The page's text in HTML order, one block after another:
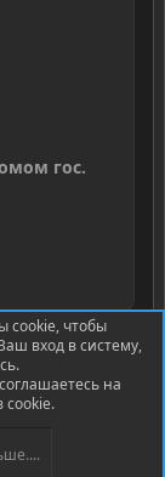
гос.
Ltd.
cookie, чтобы
вход в систему,
на
cookie.